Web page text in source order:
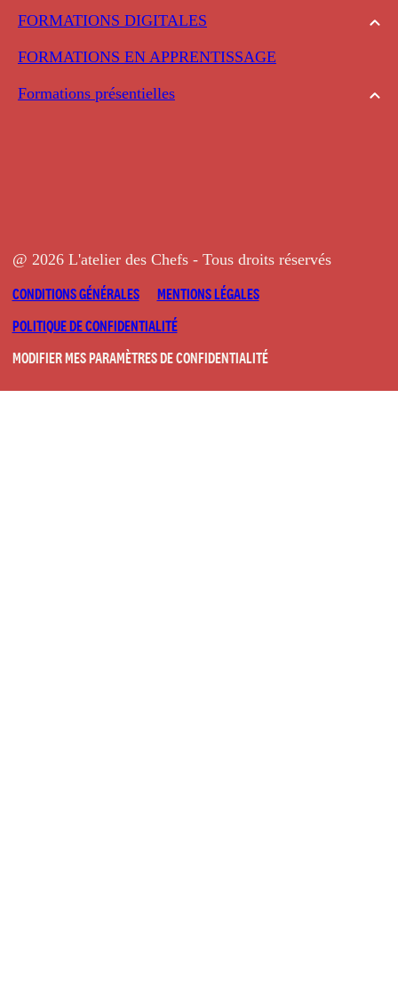
FORMATIONS DIGITALES
FORMATIONS EN APPRENTISSAGE
Formations présentielles
@ 2026 L'atelier des Chefs - Tous droits réservés
CONDITIONS GÉNÉRALES
MENTIONS LÉGALES
POLITIQUE DE CONFIDENTIALITÉ
MODIFIER MES PARAMÈTRES DE CONFIDENTIALITÉ